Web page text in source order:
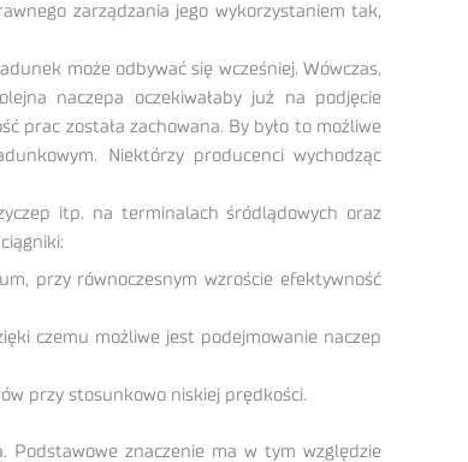
zarządzania jego wykorzystaniem tak,
może odbywać się wcześniej. Wówczas,
naczepa oczekiwałaby już na podjęcie
prac została zachowana. By było to możliwe
Niektórzy producenci wychodząc
itp. na terminalach śródlądowych oraz
przy równoczesnym wzroście efektywność
czemu możliwe jest podejmowanie naczep
przy stosunkowo niskiej prędkości.
Podstawowe znaczenie ma w tym względzie